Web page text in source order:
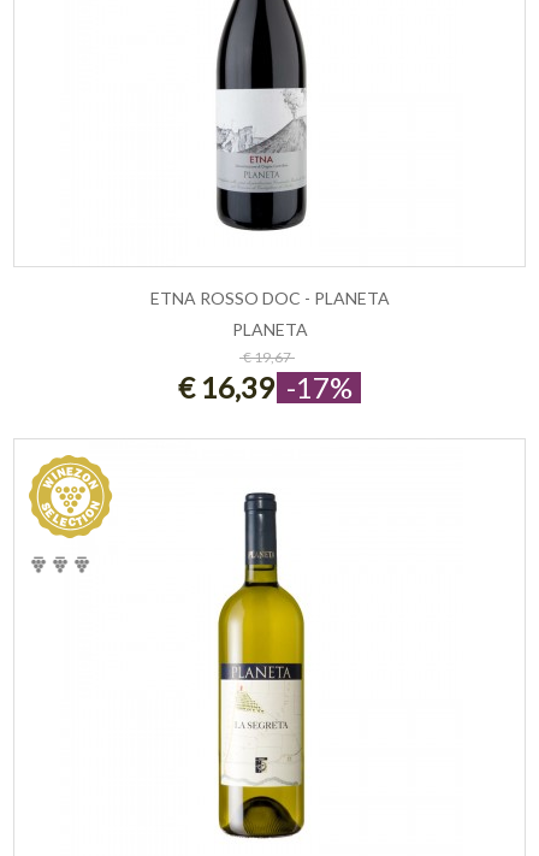
ESAURITO
ETNA ROSSO DOC - PLANETA
PLANETA
€ 19,67
€ 16,39 -17%